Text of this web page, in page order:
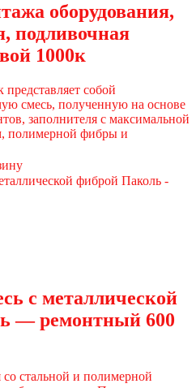
оборудования,
подливочная
1000к
собой
смесь, полученную на основе
заполнителя с максимальной
полимерной фибры и
с металлической
— ремонтный 600
стальной и полимерной